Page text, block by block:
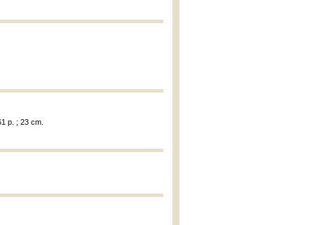
p. ; 23 cm.